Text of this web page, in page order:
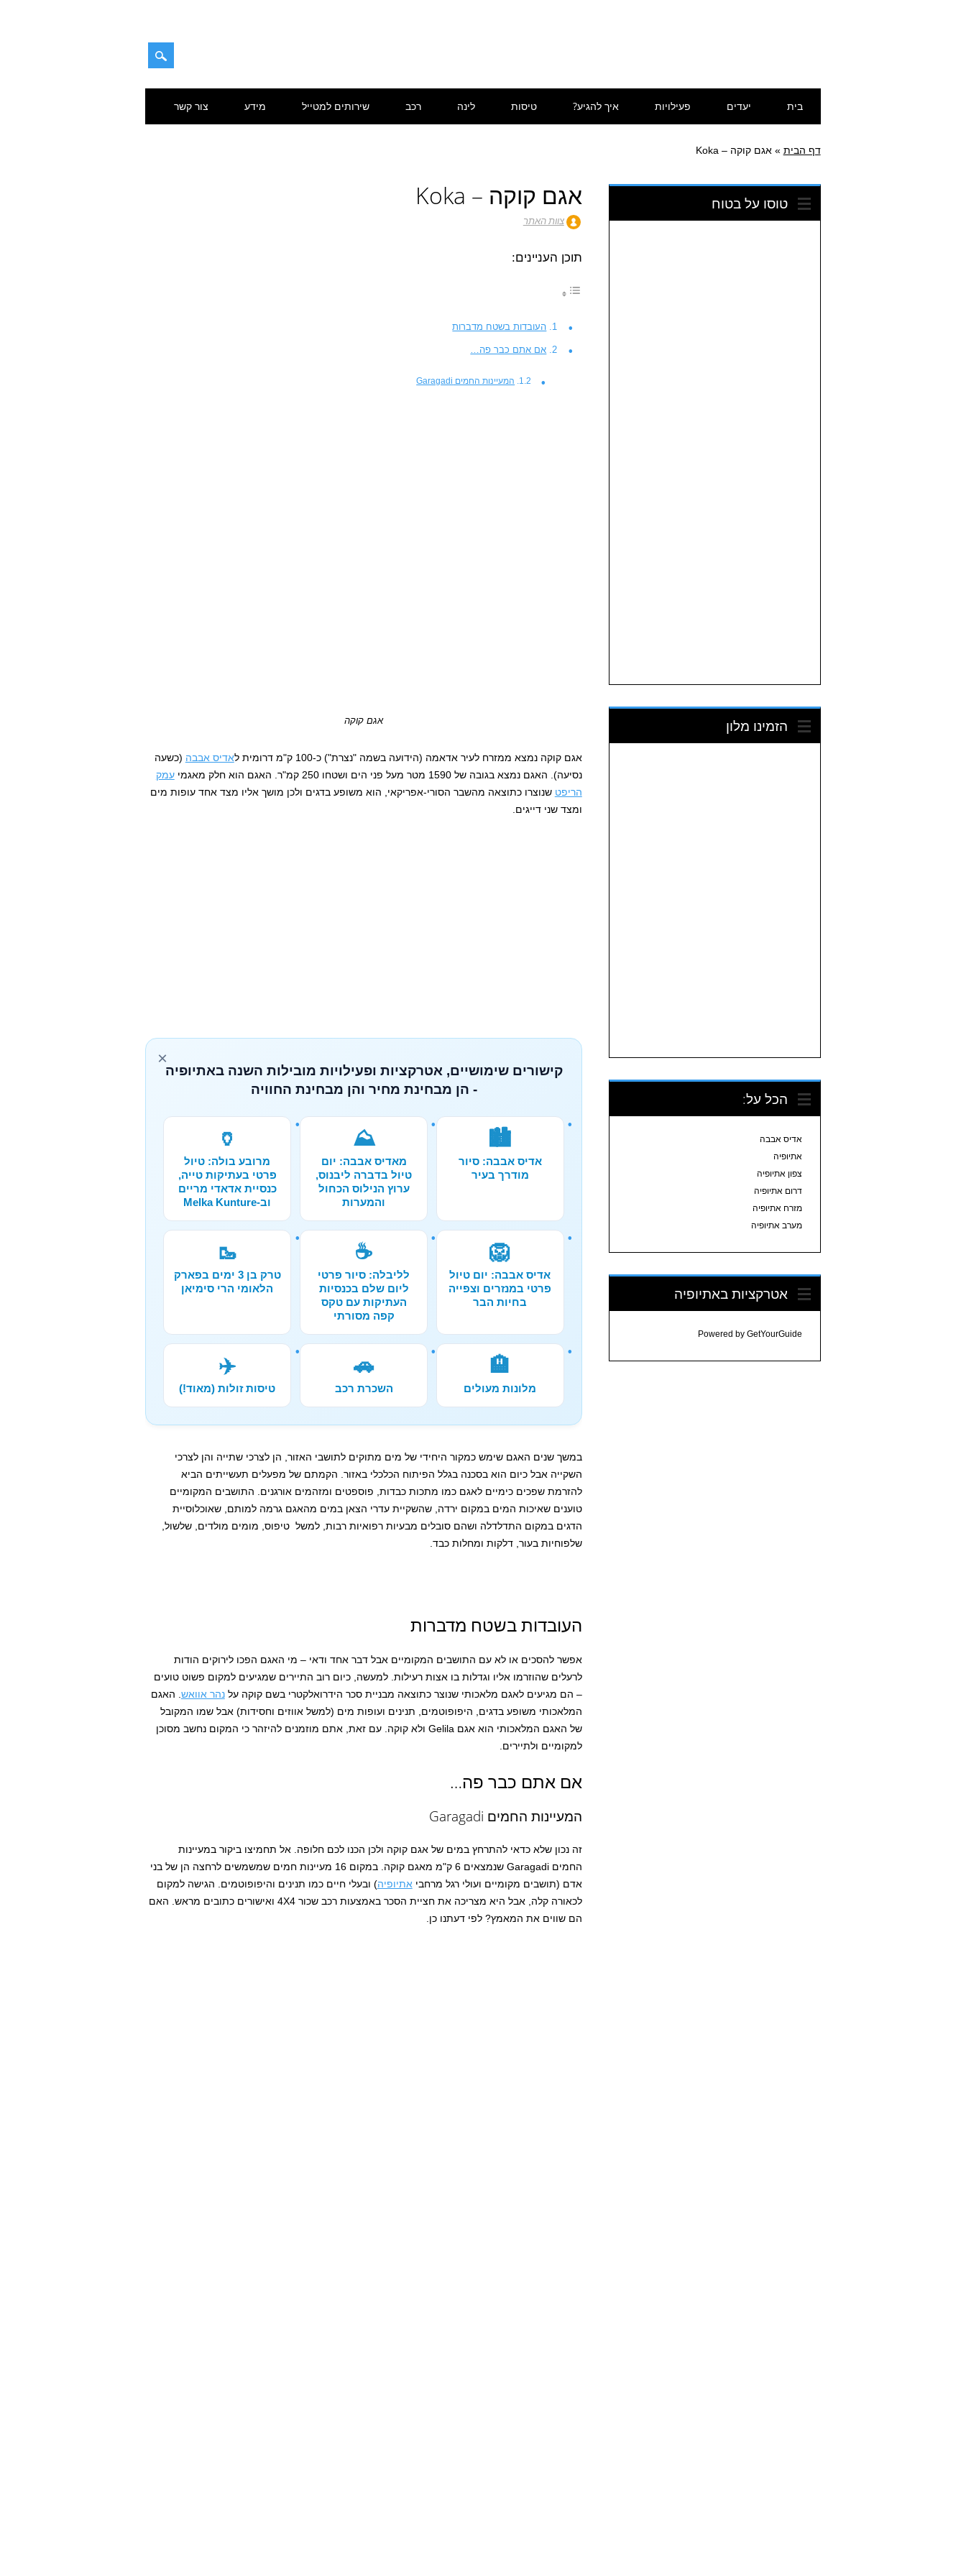
לתוכן
בית יעדים פעילויות איך להגיע? טיסות לינה רכב שירותים למטייל מידע צור קשר
דף הבית »אגם קוקה – Koka
אגם קוקה – Koka
צוות האתר
תוכן העניינים:
העובדות בשטח מדברות
אם אתם כבר פה…
המעיינות החמים Garagadi
אגם קוקה
אגם קוקה נמצא ממזרח לעיר אדאמה (הידועה בשמה "נצרת") כ-100 ק"מ דרומית ל אדיס אבבה (כשעה
נסיעה). האגם נמצא בגובה של 1590 מטר מעל פני הים ושטחו 250 קמ"ר. האגם הוא חלק מאגמי
עמק
הריפט שנוצרו כתוצאה מהשבר הסורי-אפריקאי, הוא משופע בדגים ולכן מושך אליו מצד אחד עופות מים
ומצד שני דייגים.
×
קישורים שימושיים, אטרקציות ופעילויות מובילות השנה באתיופיה
- הן מבחינת מחיר והן מבחינת החוויה
🏙️
אדיס אבבה: סיור
מודרך בעיר
⛰️
מאדיס אבבה: יום
טיול בדברה ליבנוס,
ערוץ הנילוס הכחול
והמערות
🏺
מרובע בולה: טיול
פרטי בעתיקות טייה,
כנסיית אדאדי מריים
וב-Melka Kunture
🦁
אדיס אבבה: יום טיול
פרטי במנזרים וצפייה
בחיות הבר
☕
לליבלה: סיור פרטי
ליום שלם בכנסיות
העתיקות עם טקס
קפה מסורתי
🥾
טרק בן 3 ימים בפארק
הלאומי הרי סימיאן
🏨
מלונות מעולים
🚗
השכרת רכב
✈️
טיסות זולות (מאוד!)
במשך שנים האגם שימש כמקור היחידי של מים מתוקים לתושבי האזור, הן לצרכי שתייה והן לצרכי
השקייה אבל כיום הוא בסכנה בגלל הפיתוח הכלכלי באזור. הקמתם של מפעלים תעשייתים הביא
להזרמת שפכים כימיים לאגם כמו מתכות כבדות, פוספטים ומזהמים אורגנים. התושבים המקומיים
טוענים שאיכות המים במקום ירדה, שהשקיית עדרי הצאן במים מהאגם גרמה למותם, שאוכלוסיית
הדגים במקום התדלדלה ושהם סובלים מבעיות רפואיות רבות, למשל טיפוס, מומים מולדים, שלשול,
שלפוחיות בעור, דלקות ומחלות כבד.
העובדות בשטח מדברות
אפשר להסכים או לא עם התושבים המקומיים אבל דבר אחד ודאי – מי האגם הפכו לירוקים הודות
לרעלים שהוזרמו אליו וגדלות בו אצות רעילות. למעשה, כיום רוב התיירים שמגיעים למקום פשוט טועים
– הם מגיעים לאגם מלאכותי שנוצר כתוצאה מבניית סכר הידרואלקטרי בשם קוקה עלנהר אוואש . האגם
המלאכותי משופע בדגים, היפופוטמים, תנינים ועופות מים (למשל אווזים וחסידות) אבל שמו המקובל
של האגם המלאכותי הוא אגם Gelila ולא קוקה. עם זאת, אתם מוזמנים להיזהר כי המקום נחשב מסוכן
למקומיים ולתיירים.
אם אתם כבר פה…
המעיינות החמים Garagadi
זה נכון שלא כדאי להתרחץ במים של אגם קוקה ולכן הכנו לכם חלופה. אל תחמיצו ביקור במעיינות
החמים Garagadi שנמצאים 6 ק"מ מאגם קוקה. במקום 16 מעיינות חמים שמשמשים לרחצה הן של בני
אדם (תושבים מקומיים ועולי רגל מרחבי אתיופיה) ובעלי חיים כמו תנינים והיפופוטמים. הגישה למקום
לכאורה קלה, אבל היא מצריכה את חציית הסכר באמצעות רכב שכור 4X4 ואישורים כתובים מראש. האם
הם שווים את המאמץ? לפי דעתנו כן.
טוסו על בטוח
הזמינו מלון
הכל על:
אדיס אבבה
אתיופיה
צפון אתיופיה
דרום אתיופיה
מזרח אתיופיה
מערב אתיופיה
אטרקציות באתיופיה
Powered by GetYourGuide